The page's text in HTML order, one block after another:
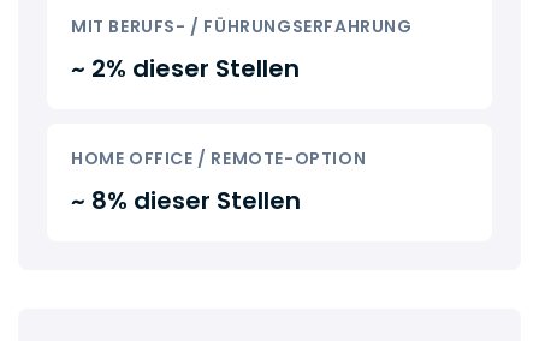
MIT BERUFS- / FÜHRUNGSERFAHRUNG
~ 2% dieser Stellen
HOME OFFICE / REMOTE-OPTION
~ 8% dieser Stellen